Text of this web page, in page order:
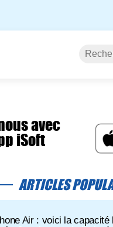
avec
iSoft
ARTICLES
Air : voici la capacité